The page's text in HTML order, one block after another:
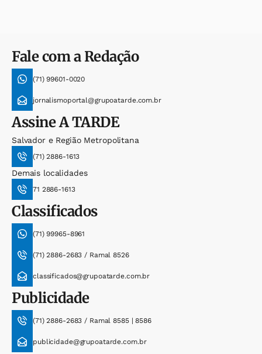
Fale com a Redação
(71) 99601-0020
jornalismoportal@grupoatarde.com.br
AssineA TARDE
Salvador e Região Metropolitana
(71) 2886-1613
Demais localidades
71 2886-1613
Classificados
(71) 99965-8961
(71) 2886-2683 / Ramal 8526
classificados@grupoatarde.com.br
Publicidade
(71) 2886-2683 / Ramal 8585 | 8586
publicidade@grupoatarde.com.br